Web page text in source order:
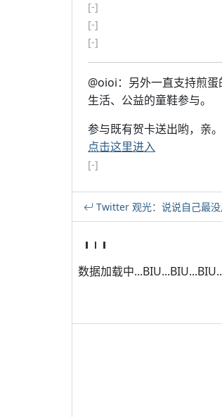
[-]
[-]
[-]
@oioi：另外一直支持煎
生活、公益的童鞋参与。
参与既有贺卡送出哟，亲。
点击这里进入
[-]
Twitter 观光：说说自己最
数据加载中